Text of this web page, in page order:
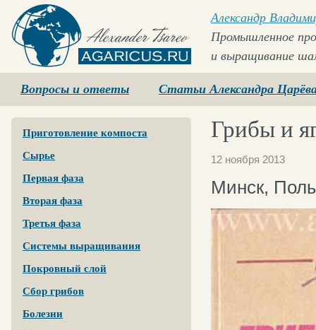
Agaricus.ru
Александр
Промышленное
и выращивание
Вопросы и ответы Статьи Александра
Приготовление компоста
Сырье
Первая фаза
Вторая фаза
Третья фаза
Системы выращивания
Покровный слой
Сбор грибов
Болезни
Грибы и
12 ноября 2013
Минск,